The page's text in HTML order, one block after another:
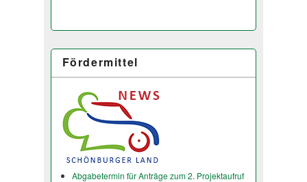
Fördermittel
Abgabetermin für Anträge zum 2. Projektaufruf